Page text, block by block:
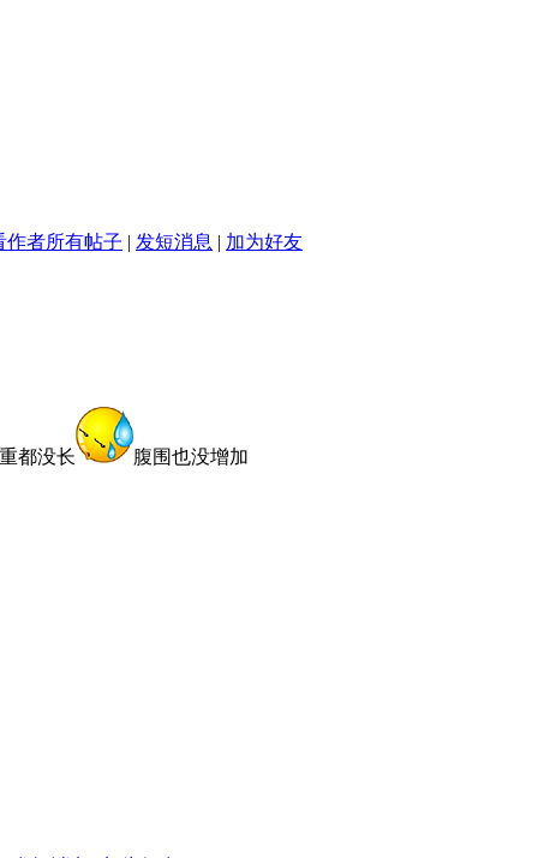
作者所有帖子 | 发短消息 | 加为好友
都没长 腹围也没增加